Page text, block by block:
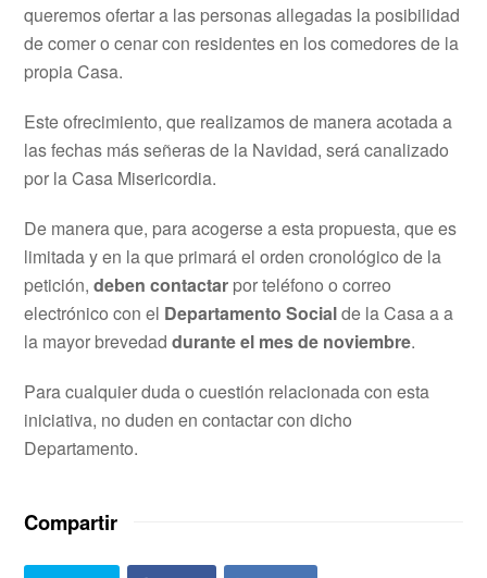
queremos ofertar a las personas allegadas la posibilidad
de comer o cenar con residentes en los comedores de la
propia Casa.
Este ofrecimiento, que realizamos de manera acotada a
las fechas más señeras de la Navidad, será canalizado
por la Casa Misericordia.
De manera que, para acogerse a esta propuesta, que es
limitada y en la que primará el orden cronológico de la
petición,deben contactar por teléfono o correo
electrónico con el Departamento Socialde la Casa a a
la mayor brevedaddurante el mes de noviembre.
Para cualquier duda o cuestión relacionada con esta
iniciativa, no duden en contactar con dicho
Departamento.
Compartir